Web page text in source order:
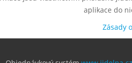
aplikace do
Zásady